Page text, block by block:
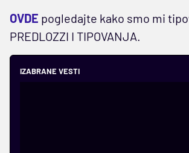
OVDE pogledajte kako smo mi
PREDLOZZI I TIPOVANJA.
IZABRANE VESTI